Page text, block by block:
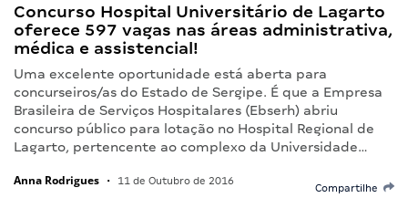
Concurso Hospital Universitário de Lagarto
oferece 597 vagas nas áreas administrativa,
médica e assistencial!
Uma excelente oportunidade está aberta para
concurseiros/as do Estado de Sergipe. É que a Empresa
Brasileira de Serviços Hospitalares (Ebserh) abriu
concurso público para lotação no Hospital Regional de
Lagarto, pertencente ao complexo da Universidade…
Anna Rodrigues • 11 de Outubro de 2016
Compartilhe